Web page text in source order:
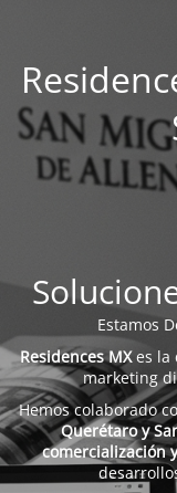
Estamos
Residences MXes la
marketing
Hemos colaborado
Querétaro y
comercialización